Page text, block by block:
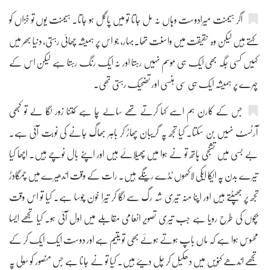
اگر ہیمنت میرادوست وہاں نہ مل جاتا تو میں پاگل ہو جاتا۔ ہیمنت یوں تو خزاں کو
کہتے ہیں لیکن وہ حقیقت میں واسنت تھا۔بہار، جو اس پر ہمیشہ چھائی رہتی، دنیا بھر میں
کہیں کسی جگہ بھی ایک ہی موسم نہیں رہتا اور نہ ایک رنگ رہتا ہے لیکن اس کے
چہرے پر ہمیشہ ایک ہی سی ہنسی اور تضحیک رہتی تھی۔
جس کے کارن ہم اسے کہا کرتے تھے سالے چا ہے کتنا زور لگا لے تو کبھی
آرٹسٹ نہیں بن سکتا۔ کیا تجھ پہ گریبان پھاڑ کر باہر بھاگ جانے کی نوبت آئی ہے۔
بے بسی میں تشنجی ہاتھ تو نے ہوا میں پھیلائے ہیں اور اپنے بال نوچے ہیں۔ اچھا کیا
تیرے بدن پہ ایکا ایکی لاکھوں ٹڈے رینگے ہیں۔ رات کے وقت اندھیرے میں چمگادڑ
تجھ پر جھپٹتے ہیں اور اپنا منہ تیری شہ رگ سے لگا کر تیرا خون چوسا ہے۔ کیا تو اس وقت
بچوں کی طرح رویا ہے جب تیری تصویر انعامی مقابلے میں اول آئی ہو۔ کیا تجھے ایسا
محسوس ہوا ہے کہ ماں باپ ہوتے ہوئے بھی تو یتیم ہے اور دوست ایک ایک کر کے
تجھے اندھے کنویں میں دھکیل کر چل دیئے ہیں۔ کیا تو نے جانا ہے جس منصور کو سولی پہ